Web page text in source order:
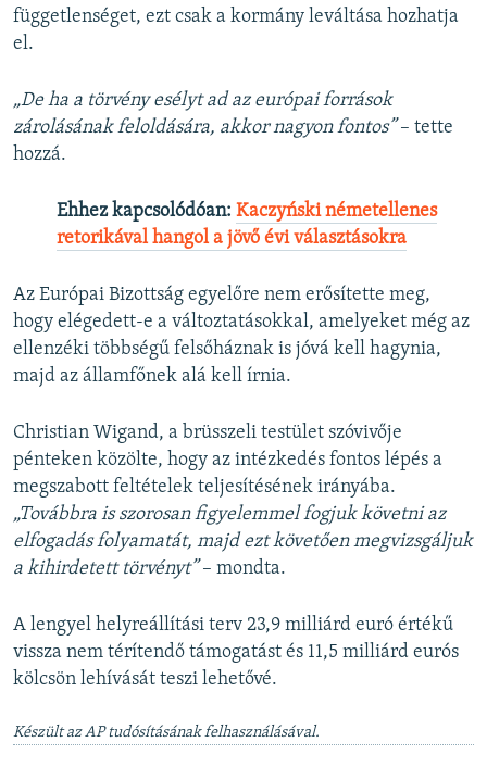
függetlenséget, ezt csak a kormány leváltása hozhatja
el.
„De ha a törvény esélyt ad az európai források
zárolásának feloldására, akkor nagyon fontos”– tette
hozzá.
Ehhez kapcsolódóan: Kaczyński németellenes
retorikával hangol a jövő évi választásokra
Az Európai Bizottság egyelőre nem erősítette meg,
hogy elégedett-e a változtatásokkal, amelyeket még az
ellenzéki többségű felsőháznak is jóvá kell hagynia,
majd az államfőnek alá kell írnia.
Christian Wigand, a brüsszeli testület szóvivője
pénteken közölte, hogy az intézkedés fontos lépés a
megszabott feltételek teljesítésének irányába.
„Továbbra is szorosan figyelemmel fogjuk követni az
elfogadás folyamatát, majd ezt követően megvizsgáljuk
a kihirdetett törvényt”– mondta.
A lengyel helyreállítási terv 23,9 milliárd euró értékű
vissza nem térítendő támogatást és 11,5 milliárd eurós
kölcsön lehívását teszi lehetővé.
Készült az AP tudósításának felhasználásával.